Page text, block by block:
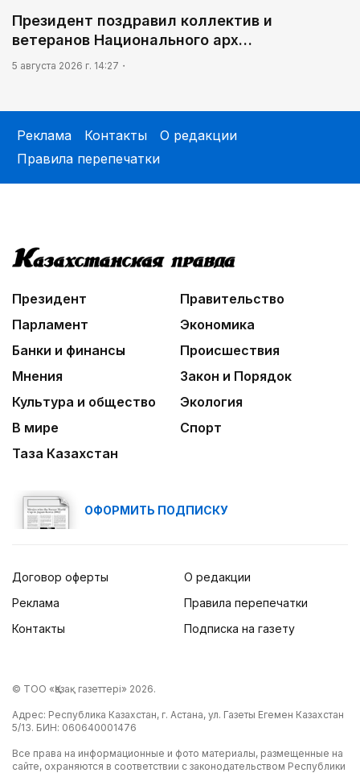
Президент поздравил коллектив и
ветеранов Национального арх…
5 августа 2026 г. 14:27
Реклама Контакты
О редакции
Правила перепечатки
Президент
Правительство
Парламент
Экономика
Банки и финансы
Происшествия
Мнения
Закон и Порядок
Культура и общество
Экология
В мире
Спорт
Таза Казахстан
ОФОРМИТЬ ПОДПИСКУ
Договор оферты
Реклама
Контакты
О редакции
Правила перепечатки
Подписка на газету
© ТОО «Қазақ газеттері» 2026.
Адрес: Республика Казахстан, г. Астана, ул. Газеты Егемен Казахстан
5/13. БИН: 060640001476
Все права на информационные и фото материалы, размещенные на
сайте, охраняются в соответствии с законодательством Республики